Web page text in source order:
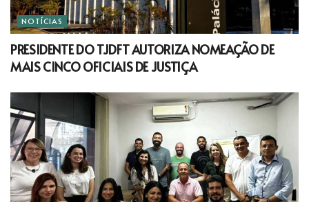
NOTÍCIAS
PRESIDENTE DO TJDFT AUTORIZA NOMEAÇÃO DE
MAIS CINCO OFICIAIS DE JUSTIÇA